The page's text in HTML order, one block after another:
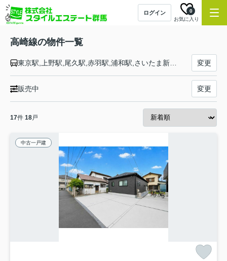
ログイン
お気に入り
0
高崎線の物件一覧
変更
販売中 変更
17件 18戸
中古一戸建